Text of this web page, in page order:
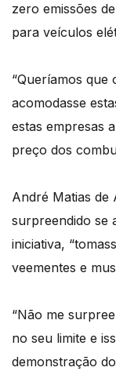
zero emissões
para veículos
“Queríamos
acomodasse
estas empresas
preço dos
André Matias de
surpreendido se
iniciativa,
veementes e
“Não me
no seu limite e
demonstração